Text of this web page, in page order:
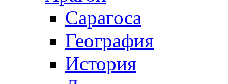
Сарагоса
География
История